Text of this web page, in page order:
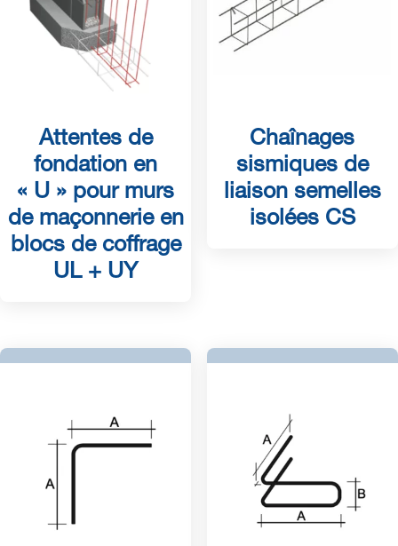
Attentes de
fondation en
« U » pour murs
de maçonnerie en
blocs de coffrage
UL + UY
Chaînages
sismiques de
liaison semelles
isolées CS